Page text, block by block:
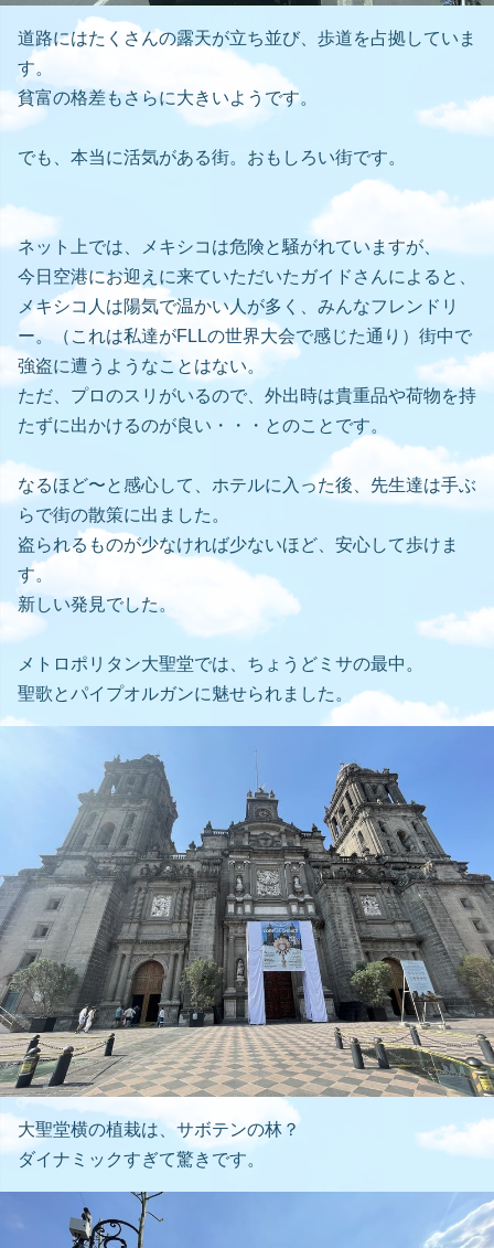
道路にはたくさんの露天が立ち並び、歩道を占拠していま
す。
貧富の格差もさらに大きいようです。
でも、本当に活気がある街。おもしろい街です。
ネット上では、メキシコは危険と騒がれていますが、
今日空港にお迎えに来ていただいたガイドさんによると、
メキシコ人は陽気で温かい人が多く、みんなフレンドリ
ー。（これは私達がFLLの世界大会で感じた通り）街中で
強盗に遭うようなことはない。
ただ、プロのスリがいるので、外出時は貴重品や荷物を持
たずに出かけるのが良い・・・とのことです。
なるほど〜と感心して、ホテルに入った後、先生達は手ぶ
らで街の散策に出ました。
盗られるものが少なければ少ないほど、安心して歩けま
す。
新しい発見でした。
メトロポリタン大聖堂では、ちょうどミサの最中。
聖歌とパイプオルガンに魅せられました。
大聖堂横の植栽は、サボテンの林？
ダイナミックすぎて驚きです。